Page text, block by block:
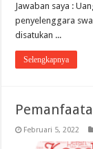
Jawaban saya :
penyelenggara
disatukan ...
Selengkapnya
Februari 5, 2022